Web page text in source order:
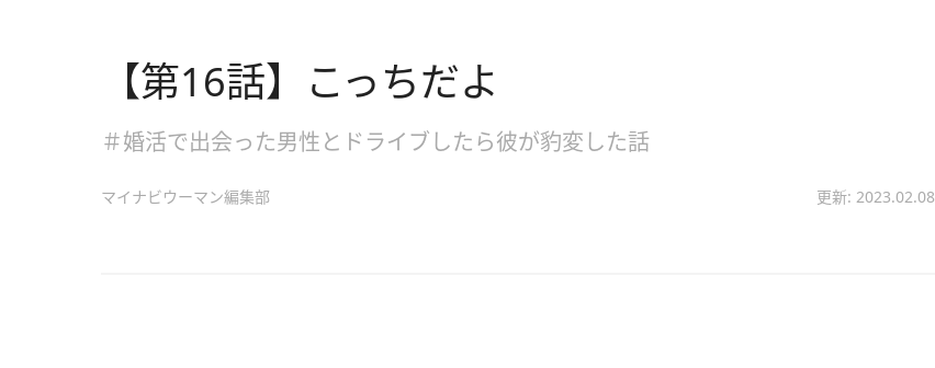
【第16話】こっちだよ
＃婚活で出会った男性とドライブしたら彼が豹変した話
マイナビウーマン編集部 更新: 2023.02.08